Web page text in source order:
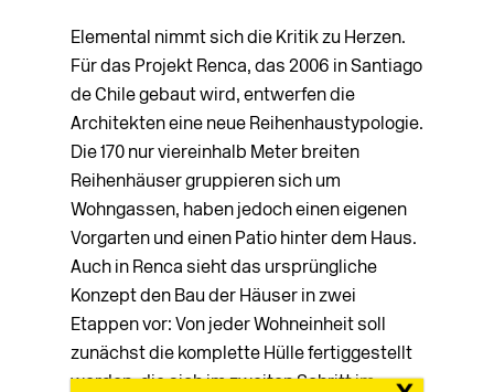
Elemental nimmt sich die Kritik zu Herzen.
Für das Projekt Renca, das 2006 in Santiago
de Chile gebaut wird, entwerfen die
Architekten eine neue Reihenhaustypologie.
Die 170 nur viereinhalb Meter breiten
Reihenhäuser gruppieren sich um
Wohngassen, haben jedoch einen eigenen
Vorgarten und einen Patio hinter dem Haus.
Auch in Renca sieht das ursprüngliche
Konzept den Bau der Häuser in zwei
Etappen vor: Von jeder Wohneinheit soll
zunächst die komplette Hülle fertiggestellt
werden, die sich im zweiten Schritt im